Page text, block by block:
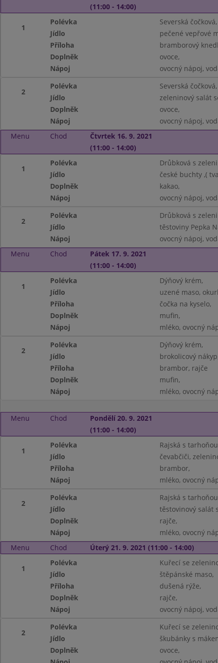
(11:00 - 14:00)
1
Polévka
Severská čočková,
Jídlo
pečené vepřové
Příloha
bramborový
Doplněk
ovoce,
Nápoj
ovocný nápoj,
2
Polévka
Severská čočková,
Jídlo
zeleninový salát
Doplněk
ovoce,
Nápoj
ovocný nápoj,
Menu
Chod
Čtvrtek 16. 9. 2021
(11:00 - 14:00)
1
Polévka
Drůbková s
Jídlo
české buchty ,(
Doplněk
kakao,
Nápoj
ovocný nápoj,
2
Polévka
Drůbková s
Jídlo
těstoviny Pepka
Nápoj
ovocný nápoj,
Menu
Chod
Pátek 17. 9. 2021
(11:00 - 14:00)
1
Polévka
Dýňový krém,
Jídlo
uzené maso,
Příloha
čočka na kyselo,
Doplněk
mufin,
Nápoj
mléko, ovocný
2
Polévka
Dýňový krém,
Jídlo
brokolicový
Příloha
brambor, rajče
Doplněk
mufin,
Nápoj
mléko, ovocný
Menu Chod
Pondělí 20. 9. 2021
(11:00 - 14:00)
1
Polévka
Rajská s
Jídlo
čevabčiči,
Příloha
brambor,
Nápoj
mléko, ovocný
2
Polévka
Rajská s
Jídlo
těstovinový salát
Doplněk
rajče,
Nápoj
mléko, ovocný
Menu
Chod Úterý 21. 9. 2021 (11:00 - 14:00)
1
Polévka
Kuřecí se
Jídlo
štěpánské maso,
Příloha
dušená rýže,
Doplněk
rajče,
Nápoj
ovocný nápoj,
2
Polévka
Kuřecí se
Jídlo
škubánky s
Doplněk
ovoce,